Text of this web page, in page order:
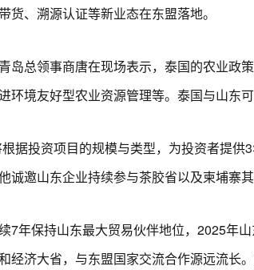
货、溯源认证等新业态在东盟落地。
总领事商唐在现场表示，泰国的农业政策
环境友好型农业资源管理等。泰国与山东
投资项目的规模与类型，为投资者提供3
诚邀山东企业持续参与茶胶省以及柬埔寨其
保持山东最大贸易伙伴地位，2025年山
经济大省，与东盟国家交流合作源远流长